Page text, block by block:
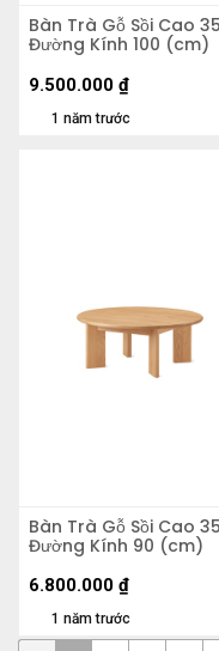
Bàn Trà Gỗ Sồi Cao 35
Đường Kính 100 (cm)
1 năm trước
9.500.000 ₫
Bàn Trà Gỗ Sồi Cao 35
Đường Kính 90 (cm)
1 năm trước
6.800.000 ₫